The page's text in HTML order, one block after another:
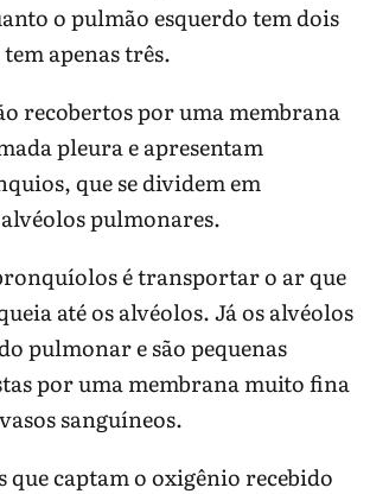
o pulmão esquerdo tem dois
apenas três.
recobertos por uma membrana
pleura e apresentam
que se dividem em
pulmonares.
é transportar o ar que
até os alvéolos. Já os alvéolos
pulmonar e são pequenas
por uma membrana muito fina
sanguíneos.
que captam o oxigênio recebido